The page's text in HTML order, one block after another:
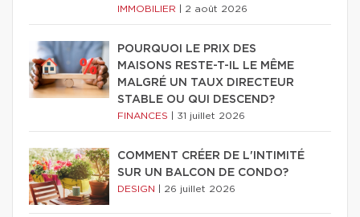
IMMOBILIER 2 août 2026
POURQUOI LE PRIX DES
MAISONS RESTE-T-IL LE MÊME
MALGRÉ UN TAUX DIRECTEUR
STABLE OU QUI DESCEND?
FINANCES 31 juillet 2026
COMMENT CRÉER DE L'INTIMITÉ
SUR UN BALCON DE CONDO?
DESIGN 26 juillet 2026